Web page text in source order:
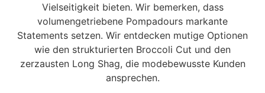
Vielseitigkeit bieten. Wir bemerken, dass
volumengetriebene Pompadours markante
Statements setzen. Wir entdecken mutige Optionen
wie den strukturierten Broccoli Cut und den
zerzausten Long Shag, die modebewusste Kunden
ansprechen.